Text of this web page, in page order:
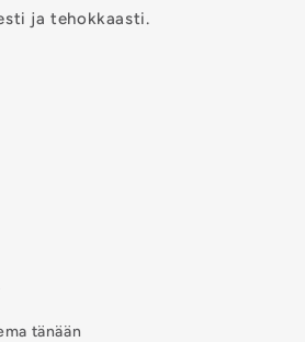
ja tehokkaasti.
tänään